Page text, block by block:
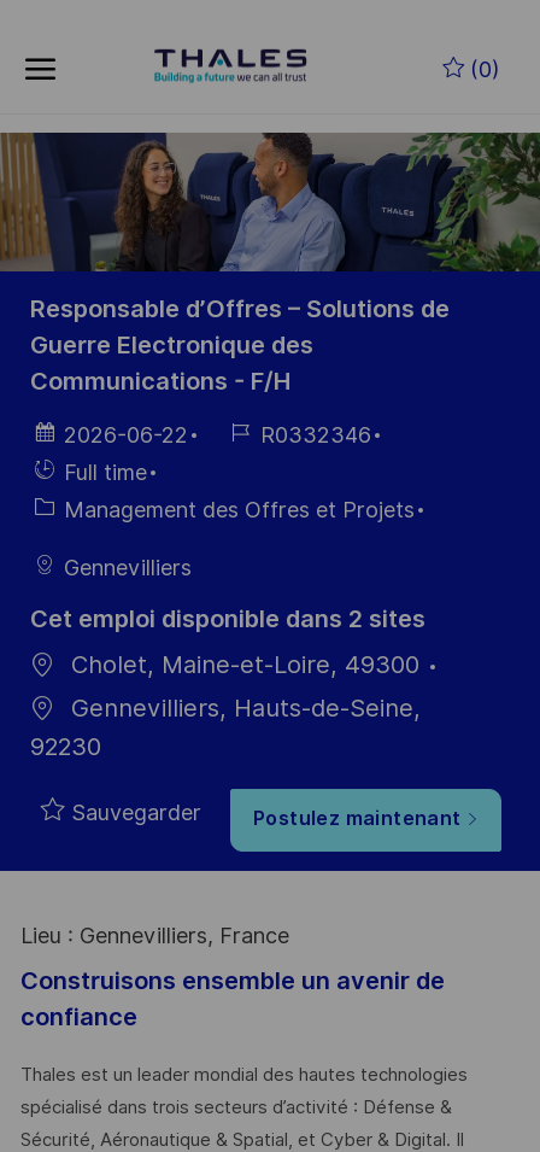
(0)
-
Responsable d’Offres – Solutions de
Guerre Electronique des
Communications - F/H
Date
d’affichage
2026-06-22
Référence
R0332346
Hiring
Type
Full time
Catégorie
Management des Offres et Projets
Gennevilliers
Cet emploi disponible dans 2 sites
Cholet, Maine-et-Loire, 49300
Gennevilliers, Hauts-de-Seine,
92230
Sauvegarder Postulez maintenant
Lieu : Gennevilliers, France
Construisons ensemble un avenir de
confiance
Thales est un leader mondial des hautes technologies
spécialisé dans trois secteurs d’activité : Défense &
Sécurité, Aéronautique & Spatial, et Cyber & Digital. Il